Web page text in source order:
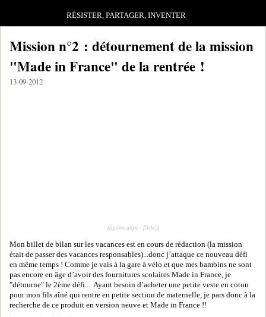
RÉSISTER, PARTAGER, INVENTER
Mission n°2 : détournement de la mission
"Made in France" de la rentrée !
13-09-2012
((quinn.anya - flickr))
Mon billet de bilan sur les vacances est en cours de rédaction (la mission
était de passer des vacances responsables)...donc j’attaque ce nouveau défi
en même temps ! Comme je vais à la gare à vélo et que mes bambins ne sont
pas encore en âge d’avoir des fournitures scolaires Made in France, je
"détourne" le 2ème défi.... Ayant besoin d’acheter une petite veste en coton
pour mon fils aîné qui rentre en petite section de maternelle, je pars donc à la
recherche de ce produit en version neuve et Made in France !!